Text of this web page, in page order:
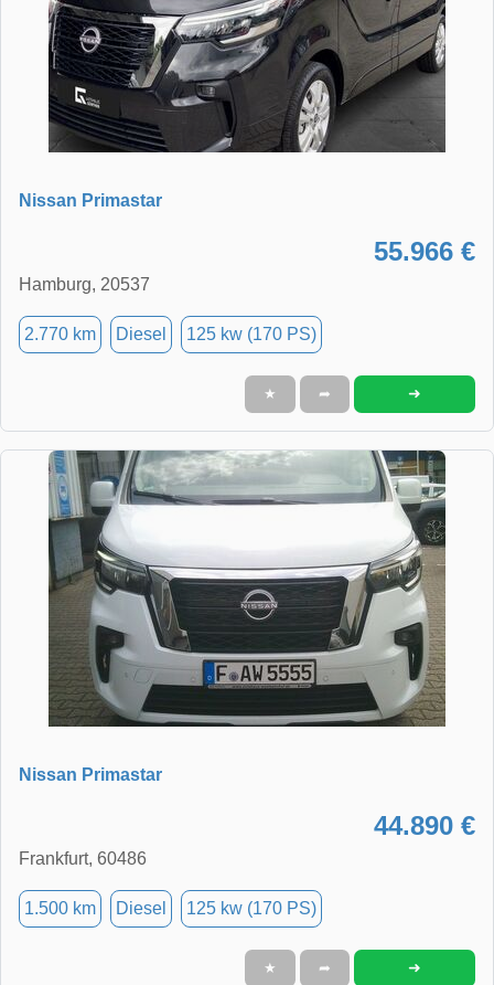
Nissan Primastar
55.966 €
Hamburg, 20537
2.770 km Diesel 125 kw (170 PS)
★ ➦ ➜
Nissan Primastar
44.890 €
Frankfurt, 60486
1.500 km Diesel 125 kw (170 PS)
★ ➦ ➜